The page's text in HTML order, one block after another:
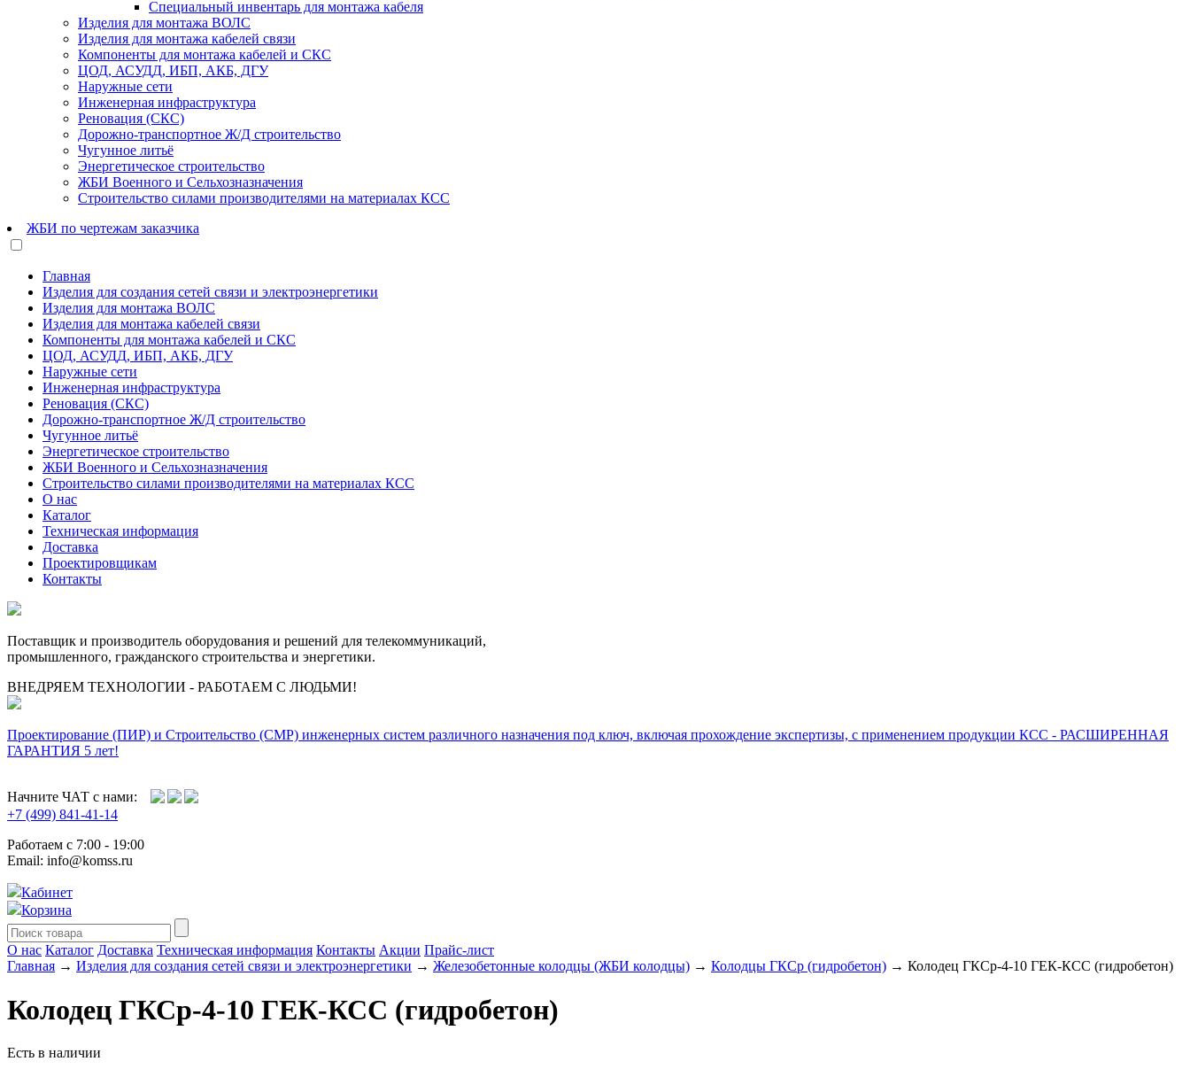
Специальный инвентарь для монтажа кабеля
Изделия для монтажа ВОЛС
Изделия для монтажа кабелей связи
Компоненты для монтажа кабелей и СКС
ЦОД, АСУДД, ИБП, АКБ, ДГУ
Наружные сети
Инженерная инфраструктура
Реновация (СКС)
Дорожно-транспортное Ж/Д строительство
Чугунное литьё
Энергетическое строительство
ЖБИ Военного и Сельхозназначения
Строительство силами производителями на материалах КСС
ЖБИ по чертежам заказчика
Главная
Изделия для создания сетей связи и электроэнергетики
Изделия для монтажа ВОЛС
Изделия для монтажа кабелей связи
Компоненты для монтажа кабелей и СКС
ЦОД, АСУДД, ИБП, АКБ, ДГУ
Наружные сети
Инженерная инфраструктура
Реновация (СКС)
Дорожно-транспортное Ж/Д строительство
Чугунное литьё
Энергетическое строительство
ЖБИ Военного и Сельхозназначения
Строительство силами производителями на материалах КСС
О нас
Каталог
Техническая информация
Доставка
Проектировщикам
Контакты
Поставщик и производитель оборудования и решений для телекоммуникаций,
промышленного, гражданского строительства и энергетики.
ВНЕДРЯЕМ ТЕХНОЛОГИИ - РАБОТАЕМ С ЛЮДЬМИ!
Проектирование (ПИР) и Cтроительство (СМР) инженерных систем различного назначения под ключ, включая прохождение экспертизы, с применением продукции КСС - РАСШИРЕННАЯ
ГАРАНТИЯ 5 лет!
Начните ЧАТ с нами:
+7 (499) 841-41-14
Работаем с 7:00 - 19:00
Email: info@komss.ru
Кабинет
Корзина
О нас Каталог Доставка Техническая информация Контакты Акции Прайс-лист
Главная → Изделия для создания сетей связи и электроэнергетики → Железобетонные колодцы (ЖБИ колодцы) → Колодцы ГКСр (гидробетон) → Колодец ГКСр-4-10 ГЕК-КСС (гидробетон)
Колодец ГКСр-4-10 ГЕК-КСС (гидробетон)
Есть в наличии